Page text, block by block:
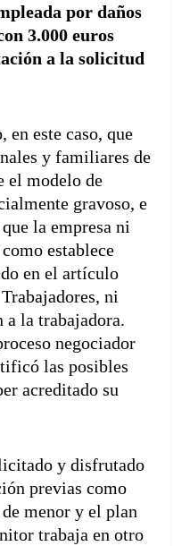
por daños
3.000 euros
a la solicitud
en este caso, que
y familiares de
el modelo de
gravoso, e
la empresa ni
establece
en el artículo
ni
a la trabajadora.
negociador
las posibles
acreditado su
y disfrutado
previas como
menor y el plan
trabaja en otro